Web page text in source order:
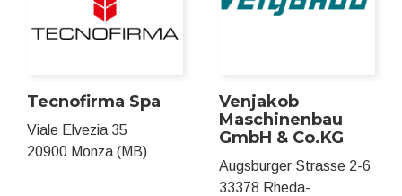
Tecnofirma Spa
Viale Elvezia 35
20900 Monza (MB)
Venjakob
Maschinenbau
GmbH & Co.KG
Augsburger Strasse 2-6
33378 Rheda-